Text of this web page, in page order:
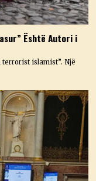
Është Autori i
islamist”. Një